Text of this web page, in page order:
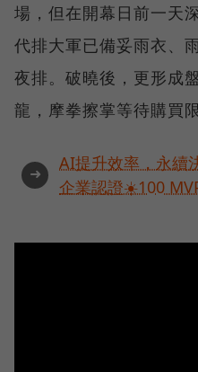
場，但在開幕日前一天
代排大軍已備妥雨衣、
夜排。破曉後，更形成
龍，摩拳擦掌等待購買
➜
AI提升效率，永續
企業認證☀️100